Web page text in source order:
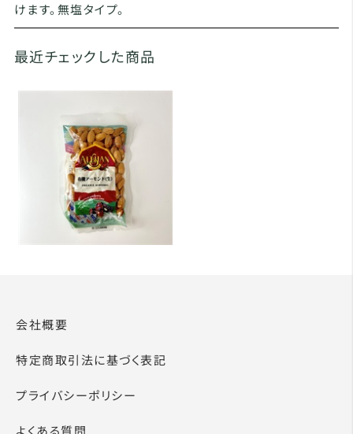
けます。無塩タイプ。
最近チェックした商品
会社概要
特定商取引法に基づく表記
プライバシーポリシー
よくある質問